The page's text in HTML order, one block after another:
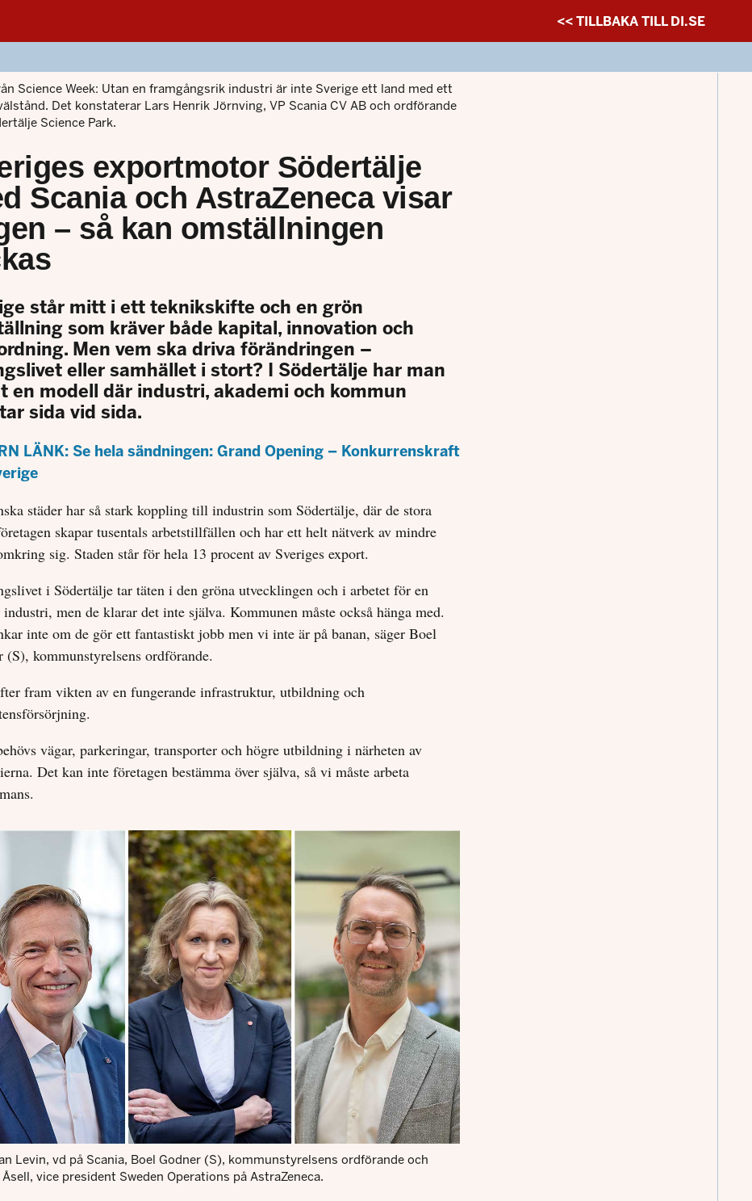
<< TILLBAKA TILL DI.SE
Science Week: Utan en framgångsrik industri är inte Sverige ett land med ett
Det konstaterar Lars Henrik Jörnving, VP Scania CV AB och ordförande
Science Park.
exportmotor Södertälje
Scania och AstraZeneca visar
– så kan omställningen
står mitt i ett teknikskifte och en grön
som kräver både kapital, innovation och
Men vem ska driva förändringen –
eller samhället i stort? I Södertälje har man
en modell där industri, akademi och kommun
sida vid sida.
LÄNK: Se hela sändningen: Grand Opening – Konkurrenskraft
städer har så stark koppling till industrin som Södertälje, där de stora
skapar tusentals arbetstillfällen och har ett helt nätverk av mindre
sig. Staden står för hela 13 procent av Sveriges export.
i Södertälje tar täten i den gröna utvecklingen och i arbetet för en
men de klarar det inte själva. Kommunen måste också hänga med.
inte om de gör ett fantastiskt jobb men vi inte är på banan, säger Boel
(S), kommunstyrelsens ordförande.
fram vikten av en fungerande infrastruktur, utbildning och
vägar, parkeringar, transporter och högre utbildning i närheten av
Det kan inte företagen bestämma över själva, så vi måste arbeta
Levin, vd på Scania, Boel Godner (S), kommunstyrelsens ordförande och
vice president Sweden Operations på AstraZeneca.